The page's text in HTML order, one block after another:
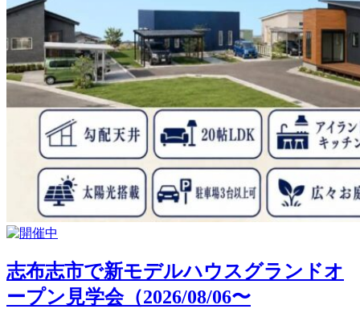
志布志市で新モデルハウスグランドオ
ープン見学会（2026/08/06〜